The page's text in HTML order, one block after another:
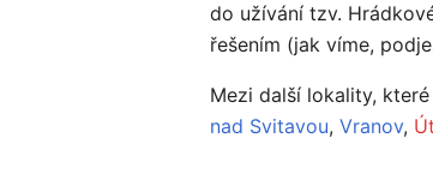
do užívání tzv.
řešením (jak víme,
Mezi další lokality,
nad Svitavou,Vranov,